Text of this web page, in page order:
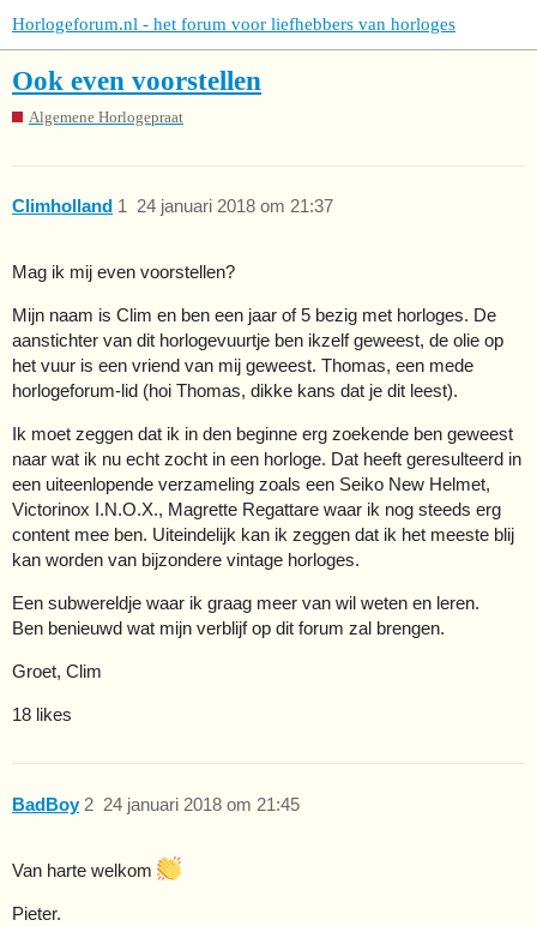
Horlogeforum.nl - het forum voor liefhebbers van horloges
Ook even voorstellen
Algemene Horlogepraat
Climholland 24 januari 2018 om 21:37
1
Mag ik mij even voorstellen?
Mijn naam is Clim en ben een jaar of 5 bezig met horloges. De
aanstichter van dit horlogevuurtje ben ikzelf geweest, de olie op
het vuur is een vriend van mij geweest. Thomas, een mede
horlogeforum-lid (hoi Thomas, dikke kans dat je dit leest).
Ik moet zeggen dat ik in den beginne erg zoekende ben geweest
naar wat ik nu echt zocht in een horloge. Dat heeft geresulteerd in
een uiteenlopende verzameling zoals een Seiko New Helmet,
Victorinox I.N.O.X., Magrette Regattare waar ik nog steeds erg
content mee ben. Uiteindelijk kan ik zeggen dat ik het meeste blij
kan worden van bijzondere vintage horloges.
Een subwereldje waar ik graag meer van wil weten en leren.
Ben benieuwd wat mijn verblijf op dit forum zal brengen.
Groet, Clim
18 likes
BadBoy 24 januari 2018 om 21:45
2
Van harte welkom
Pieter.